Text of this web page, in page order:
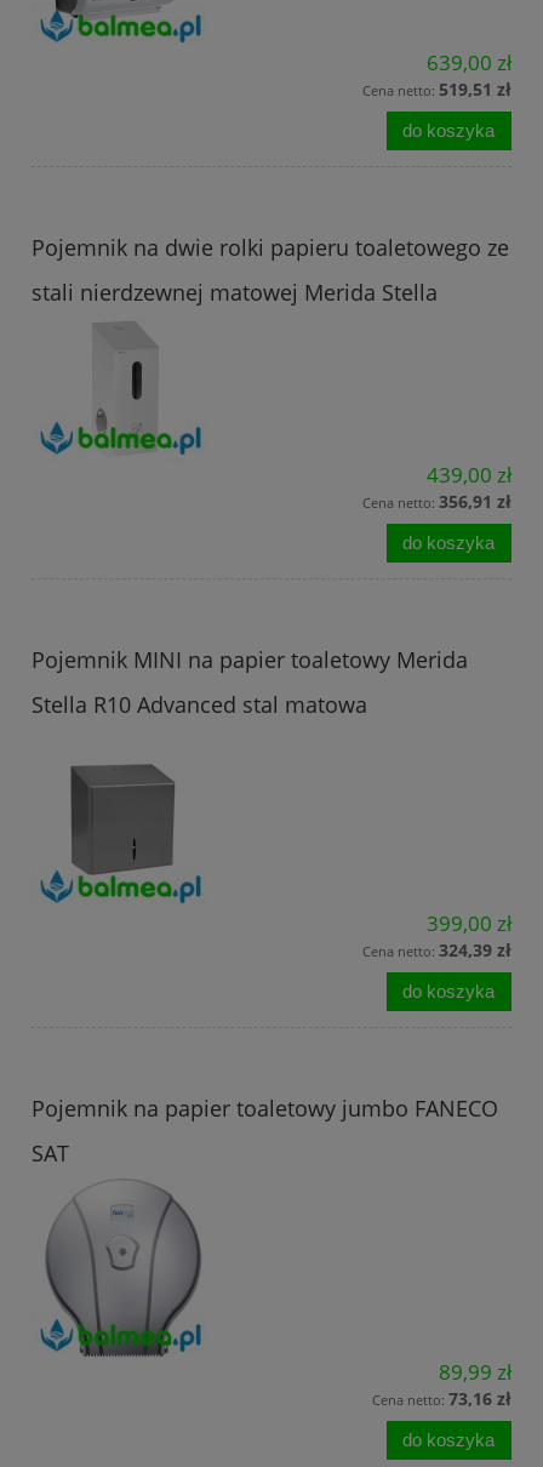
639,00 zł
Cena netto: 519,51 zł
do koszyka
Pojemnik na dwie rolki papieru toaletowego ze
stali nierdzewnej matowej Merida Stella
439,00 zł
Cena netto: 356,91 zł
do koszyka
Pojemnik MINI na papier toaletowy Merida
Stella R10 Advanced stal matowa
399,00 zł
Cena netto: 324,39 zł
do koszyka
Pojemnik na papier toaletowy jumbo FANECO
SAT
89,99 zł
Cena netto: 73,16 zł
do koszyka